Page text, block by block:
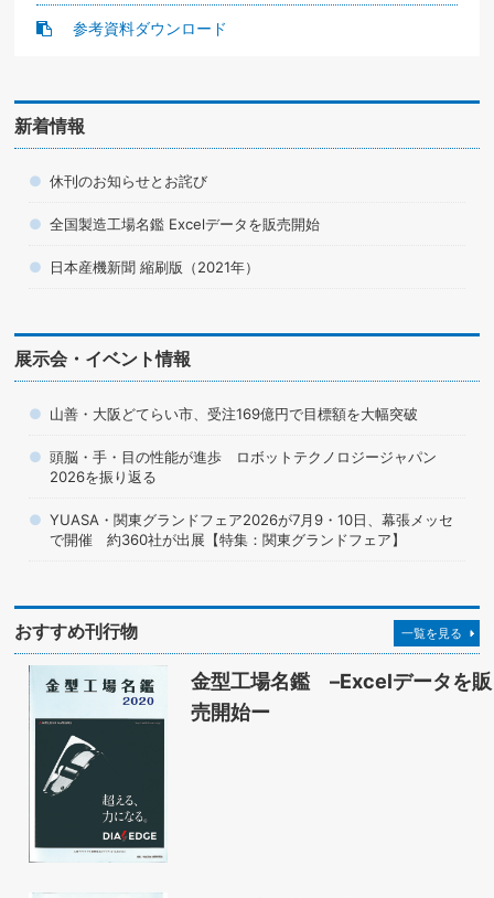
参考資料ダウンロード
新着情報
休刊のお知らせとお詫び
全国製造工場名鑑 Excelデータを販売開始
日本産機新聞 縮刷版（2021年）
展示会・イベント情報
山善・大阪どてらい市、受注169億円で目標額を大幅突破
頭脳・手・目の性能が進歩 ロボットテクノロジージャパン
2026を振り返る
YUASA・関東グランドフェア2026が7月9・10日、幕張メッセ
で開催 約360社が出展【特集：関東グランドフェア】
おすすめ刊行物 一覧を見る
金型工場名鑑 –Excelデータを販
売開始ー